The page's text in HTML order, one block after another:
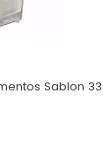
Sablon